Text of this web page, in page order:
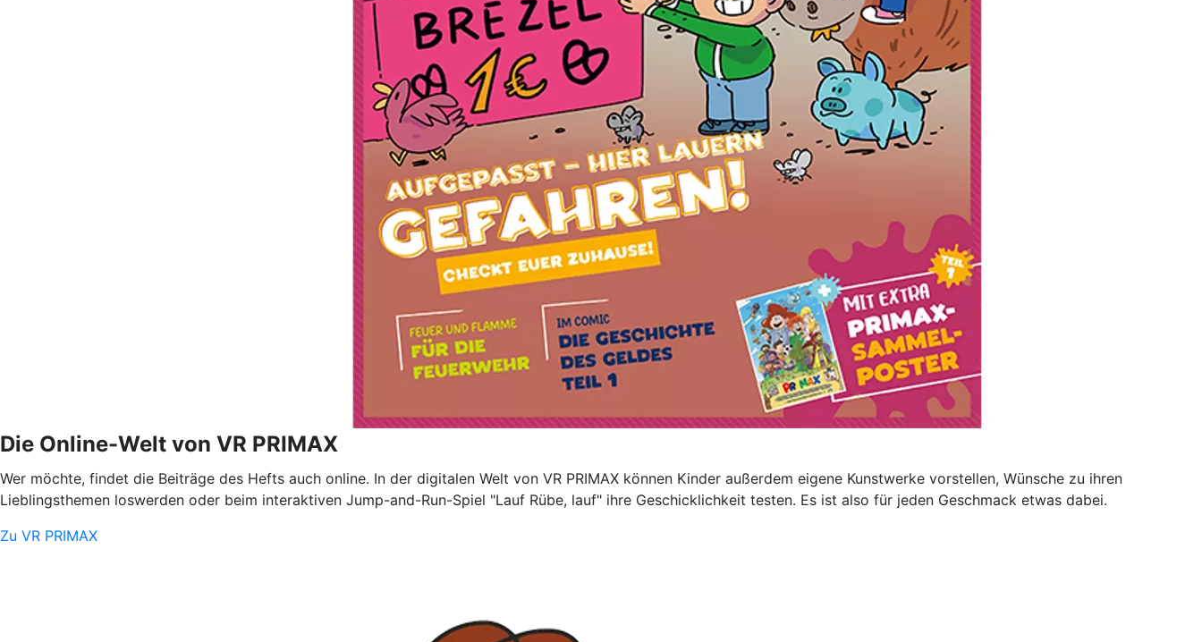
Die Online-Welt von VR PRIMAX
Wer möchte, findet die Beiträge des Hefts auch online. In der digitalen Welt von VR PRIMAX können Kinder außerdem eigene Kunstwerke vorstellen, Wünsche zu ihren
Lieblingsthemen loswerden oder beim interaktiven Jump-and-Run-Spiel "Lauf Rübe, lauf" ihre Geschicklichkeit testen. Es ist also für jeden Geschmack etwas dabei.
Zu VR PRIMAX